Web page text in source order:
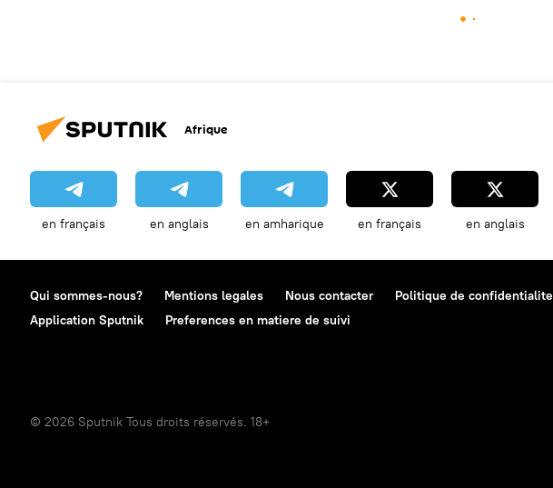
Afrique
en français en anglais en amharique en français en anglais
Qui sommes-nous? Mentions legales Nous contacter Politique de confidentialite
Application Sputnik
Preferences en matiere de suivi
© 2026 Sputnik Tous droits réservés. 18+